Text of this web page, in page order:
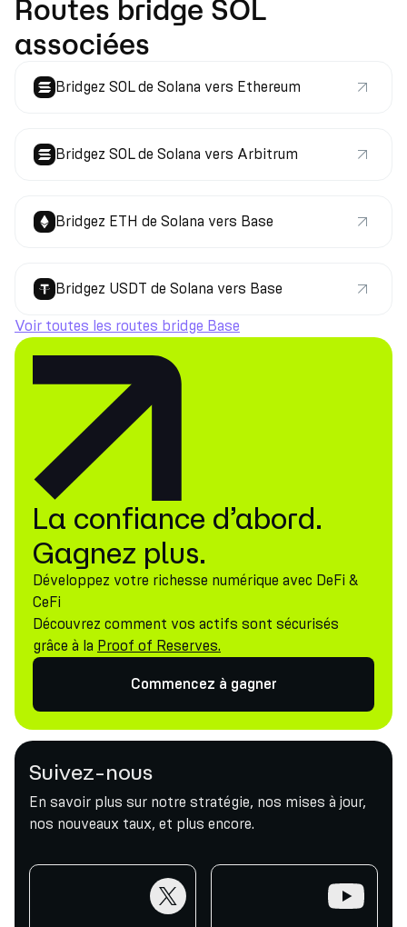
Routes bridge SOL
associées
Bridgez SOL de Solana vers Ethereum
Bridgez SOL de Solana vers Arbitrum
Bridgez ETH de Solana vers Base
Bridgez USDT de Solana vers Base
Voir toutes les routes bridge Base
La confiance d’abord.
Gagnez plus.
Développez votre richesse numérique avec DeFi &
CeFi
Découvrez comment vos actifs sont sécurisés
grâce à la Proof of Reserves.
Commencez à gagner
Suivez-nous
En savoir plus sur notre stratégie, nos mises à jour,
nos nouveaux taux, et plus encore.